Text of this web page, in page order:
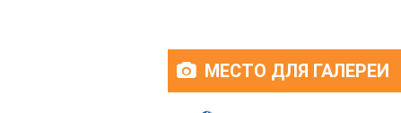
МЕСТО ДЛЯ ГАЛЕРЕИ